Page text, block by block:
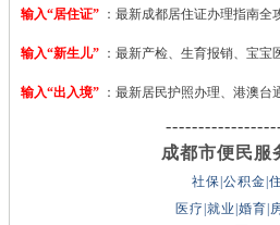
输入“居住证” ：最新成都居住证办理指南全
输入“新生儿” ：最新产检、生育报销、宝宝
输入“出入境” ：最新居民护照办理、港澳台
成都市便民服
社保|公积金|
医疗|就业|婚育|